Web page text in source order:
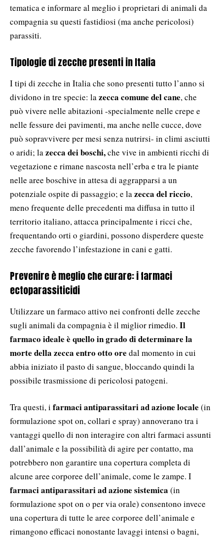
tematica e informare al meglio i proprietari di animali da
compagnia su questi fastidiosi (ma anche pericolosi)
parassiti.
Tipologie di zecche presenti in Italia
I tipi di zecche in Italia che sono presenti tutto l’anno si
dividono in tre specie: lazecca comune del cane, che
può vivere nelle abitazioni -specialmente nelle crepe e
nelle fessure dei pavimenti, ma anche nelle cucce, dove
può sopravvivere per mesi senza nutrirsi- in climi asciutti
o aridi; lazecca dei boschi,che vive in ambienti ricchi di
vegetazione e rimane nascosta nell’erba e tra le piante
nelle aree boschive in attesa di aggrapparsi a un
potenziale ospite di passaggio; e lazecca del riccio,
meno frequente delle precedenti ma diffusa in tutto il
territorio italiano, attacca principalmente i ricci che,
frequentando orti o giardini, possono disperdere queste
zecche favorendo l’infestazione in cani e gatti.
Prevenire è meglio che curare: i farmaci
ectoparassiticidi
Utilizzare un farmaco attivo nei confronti delle zecche
sugli animali da compagnia è il miglior rimedio. Il
farmaco ideale è quello in grado di determinare la
morte della zecca entro otto ore dal momento in cui
abbia iniziato il pasto di sangue, bloccando quindi la
possibile trasmissione di pericolosi patogeni.
Tra questi, i farmaci antiparassitari ad azione locale (in
formulazione spot on, collari e spray) annoverano tra i
vantaggi quello di non interagire con altri farmaci assunti
dall’animale e la possibilità di agire per contatto, ma
potrebbero non garantire una copertura completa di
alcune aree corporee dell’animale, come le zampe. I
farmaci antiparassitari ad azione sistemica (in
formulazione spot on o per via orale) consentono invece
una copertura di tutte le aree corporee dell’animale e
rimangono efficaci nonostante lavaggi intensi o bagni,